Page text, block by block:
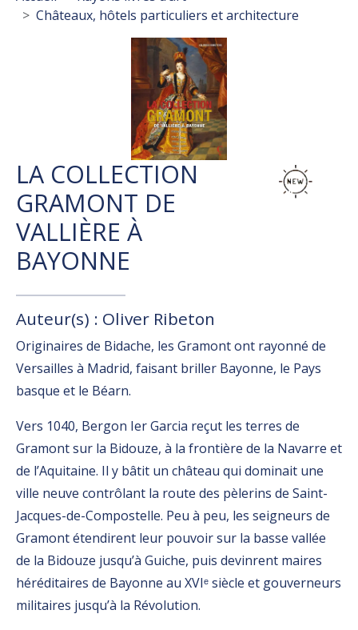
Châteaux, hôtels particuliers et architecture
LA COLLECTION
GRAMONT DE
VALLIÈRE À
BAYONNE
Auteur(s) : Oliver Ribeton
Originaires de Bidache, les Gramont ont rayonné de
Versailles à Madrid, faisant briller Bayonne, le Pays
basque et le Béarn.
Vers 1040, Bergon Ier Garcia reçut les terres de
Gramont sur la Bidouze, à la frontière de la Navarre et
de l’Aquitaine. Il y bâtit un château qui dominait une
ville neuve contrôlant la route des pèlerins de Saint-
Jacques-de-Compostelle. Peu à peu, les seigneurs de
Gramont étendirent leur pouvoir sur la basse vallée
de la Bidouze jusqu’à Guiche, puis devinrent maires
héréditaires de Bayonne au XVIᵉ siècle et gouverneurs
militaires jusqu’à la Révolution.